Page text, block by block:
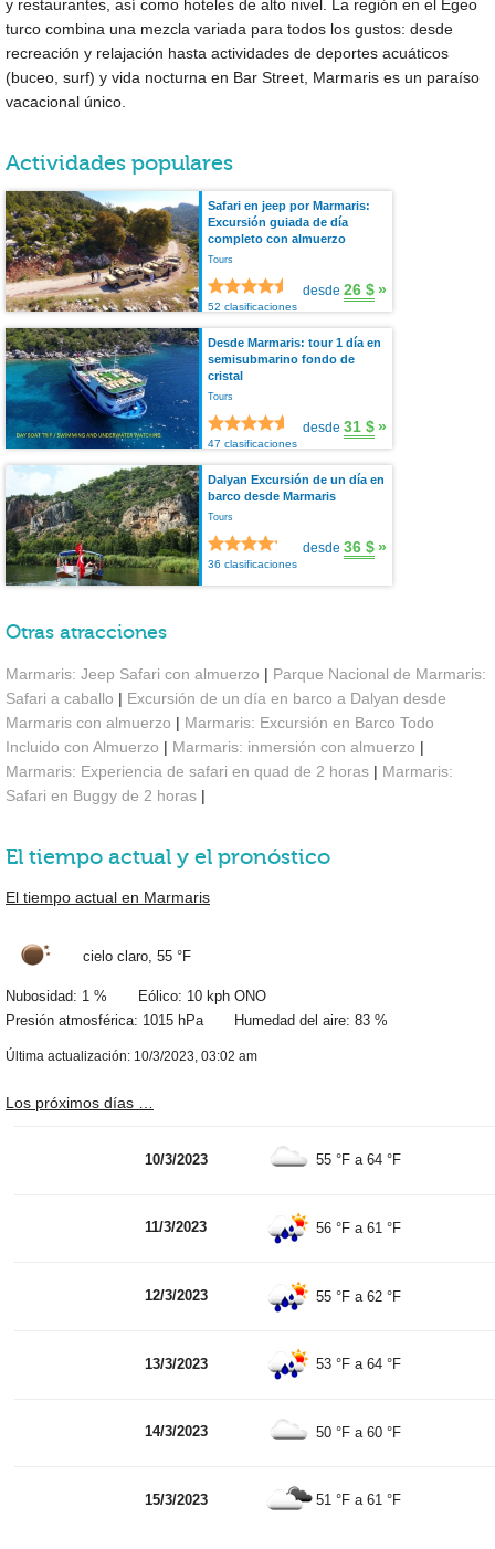
y restaurantes, así como hoteles de alto nivel. La región en el Egeo
turco combina una mezcla variada para todos los gustos: desde
recreación y relajación hasta actividades de deportes acuáticos
(buceo, surf) y vida nocturna en Bar Street, Marmaris es un paraíso
vacacional único.
Actividades populares
Safari en jeep por Marmaris:
Excursión guiada de día
completo con almuerzo
Tours
52 clasificaciones
desde 26 $»
Desde Marmaris: tour 1 día en
semisubmarino fondo de
cristal
Tours
47 clasificaciones
desde 31 $»
Dalyan Excursión de un día en
barco desde Marmaris
Tours
36 clasificaciones
desde 36 $»
Otras atracciones
Marmaris: Jeep Safari con almuerzo | Parque Nacional de Marmaris:
Safari a caballo | Excursión de un día en barco a Dalyan desde
Marmaris con almuerzo | Marmaris: Excursión en Barco Todo
Incluido con Almuerzo | Marmaris: inmersión con almuerzo |
Marmaris: Experiencia de safari en quad de 2 horas | Marmaris:
Safari en Buggy de 2 horas |
El tiempo actual y el pronóstico
El tiempo actual en Marmaris
cielo claro, 55 °F
Nubosidad: 1 % Eólico: 10 kph ONO
Presión atmosférica: 1015 hPa Humedad del aire: 83 %
Última actualización: 10/3/2023, 03:02 am
Los próximos días …
10/3/2023 55 °F a64 °F
11/3/2023 56 °F a61 °F
12/3/2023 55 °F a62 °F
13/3/2023 53 °F a64 °F
14/3/2023 50 °F a60 °F
15/3/2023 51 °F a61 °F